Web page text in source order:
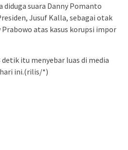
diduga suara Danny Pomanto
Jusuf Kalla, sebagai otak
atas kasus korupsi impor
itu menyebar luas di media
hari ini.(rilis/*)